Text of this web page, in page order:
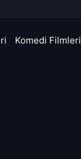
Komedi Filmleri